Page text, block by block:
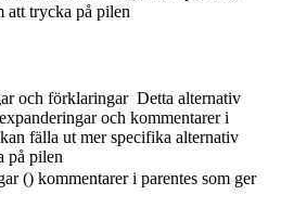
att trycka på pilen
och förklaringar Detta alternativ
och kommentarer i
fälla ut mer specifika alternativ
på pilen
() kommentarer i parentes som ger